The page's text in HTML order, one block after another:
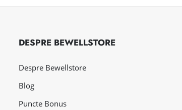
DESPRE BEWELLSTORE
Despre Bewellstore
Blog
Puncte Bonus